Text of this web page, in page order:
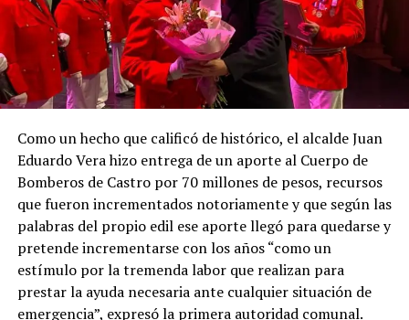
Como un hecho que calificó de histórico, el alcalde Juan
Eduardo Vera hizo entrega de un aporte al Cuerpo de
Bomberos de Castro por 70 millones de pesos, recursos
que fueron incrementados notoriamente y que según las
palabras del propio edil ese aporte llegó para quedarse y
pretende incrementarse con los años “como un
estímulo por la tremenda labor que realizan para
prestar la ayuda necesaria ante cualquier situación de
emergencia”, expresó la primera autoridad comunal.